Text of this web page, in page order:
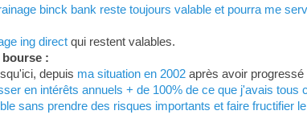
binck bank reste toujours valable et pourra me
ing directqui restent valables.
:
depuis ma situation en 2002après avoir progressé
en intérêts annuels + de 100% de ce que j'avais tous
sans prendre des risques importants et faire fructifier